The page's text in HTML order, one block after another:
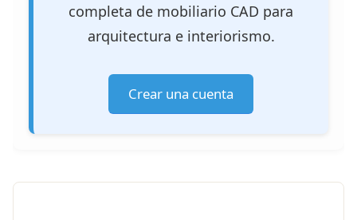
completa de mobiliario CAD para
arquitectura e interiorismo.
Crear una cuenta